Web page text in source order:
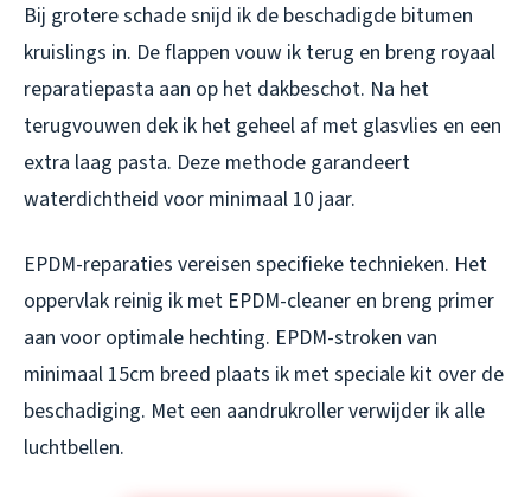
Bij grotere schade snijd ik de beschadigde bitumen
kruislings in. De flappen vouw ik terug en breng royaal
reparatiepasta aan op het dakbeschot. Na het
terugvouwen dek ik het geheel af met glasvlies en een
extra laag pasta. Deze methode garandeert
waterdichtheid voor minimaal 10 jaar.
EPDM-reparaties vereisen specifieke technieken. Het
oppervlak reinig ik met EPDM-cleaner en breng primer
aan voor optimale hechting. EPDM-stroken van
minimaal 15cm breed plaats ik met speciale kit over de
beschadiging. Met een aandrukroller verwijder ik alle
luchtbellen.